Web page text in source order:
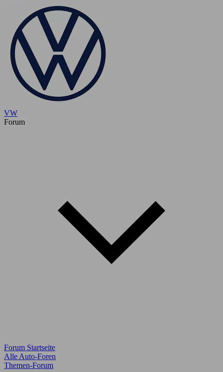
VW
Forum
Forum Startseite
Alle Auto-Foren
Themen-Forum